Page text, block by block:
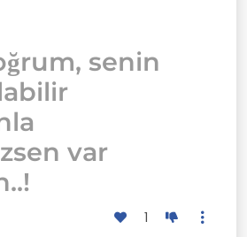
senin
var
1